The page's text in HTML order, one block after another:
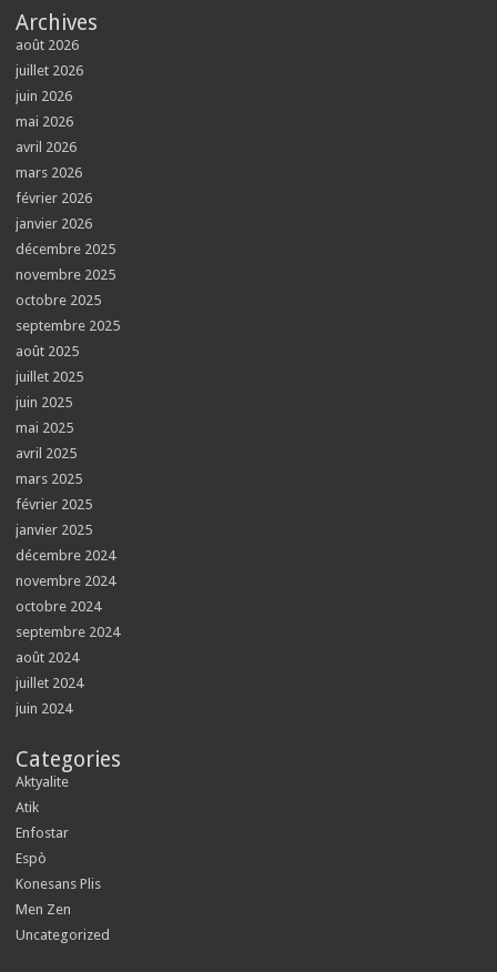
Archives
août 2026
juillet 2026
juin 2026
mai 2026
avril 2026
mars 2026
février 2026
janvier 2026
décembre 2025
novembre 2025
octobre 2025
septembre 2025
août 2025
juillet 2025
juin 2025
mai 2025
avril 2025
mars 2025
février 2025
janvier 2025
décembre 2024
novembre 2024
octobre 2024
septembre 2024
août 2024
juillet 2024
juin 2024
Categories
Aktyalite
Atik
Enfostar
Espò
Konesans Plis
Men Zen
Uncategorized